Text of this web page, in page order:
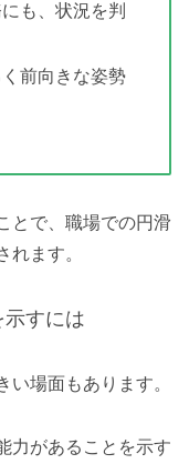
も、状況を判
く前向きな姿勢
とで、職場での円滑
れます。
すには
場面もあります。
力があることを示す